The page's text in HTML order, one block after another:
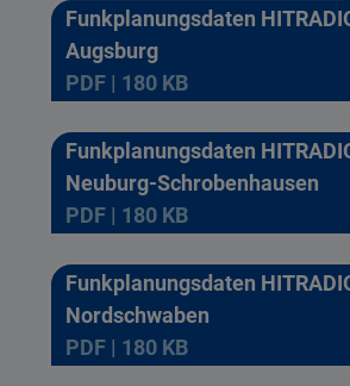
Funkplanungsdaten
Augsburg
PDF | 180 KB
Funkplanungsdaten
Neuburg-Schrobenhausen
PDF | 180 KB
Funkplanungsdaten
Nordschwaben
PDF | 180 KB